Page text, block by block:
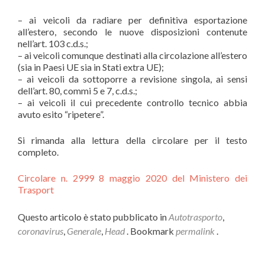
– ai veicoli da radiare per definitiva esportazione
all’estero, secondo le nuove disposizioni contenute
nell’art. 103 c.d.s.;
– ai veicoli comunque destinati alla circolazione all’estero
(sia in Paesi UE sia in Stati extra UE);
– ai veicoli da sottoporre a revisione singola, ai sensi
dell’art. 80, commi 5 e 7, c.d.s.;
– ai veicoli il cui precedente controllo tecnico abbia
avuto esito “ripetere”.
Si rimanda alla lettura della circolare per il testo
completo.
Circolare n. 2999 8 maggio 2020 del Ministero dei
Trasport
Questo articolo è stato pubblicato inAutotrasporto
coronavirus Generale Head . Bookmark permalink